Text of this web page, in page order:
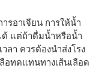
รอาเจียน การให้น้ำ
ด้ แต่ถ้าดื่มน้ำหรือน้ำ
ลา ควรต้องนำส่งโรง
อทดแทนทางเส้นเลือด